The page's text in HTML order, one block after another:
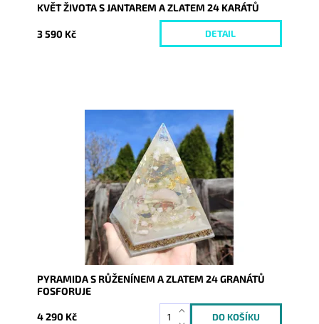
KVĚT ŽIVOTA S JANTAREM A ZLATEM 24 KARÁTŮ
3 590 Kč DETAIL
Dostupnost:
Skladem
6245
PYRAMIDA S RŮŽENÍNEM A ZLATEM 24 GRANÁTŮ
FOSFORUJE
4 290 Kč